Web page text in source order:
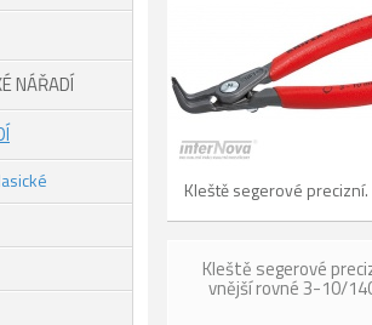
NÁŘADÍ
Kleště segerové precizní.
Kleště segerové
vnější rovné 3-10/